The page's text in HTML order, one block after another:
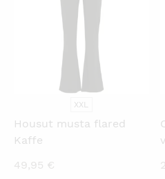
XXL
Housut musta flared
Kaffe
49,95 €